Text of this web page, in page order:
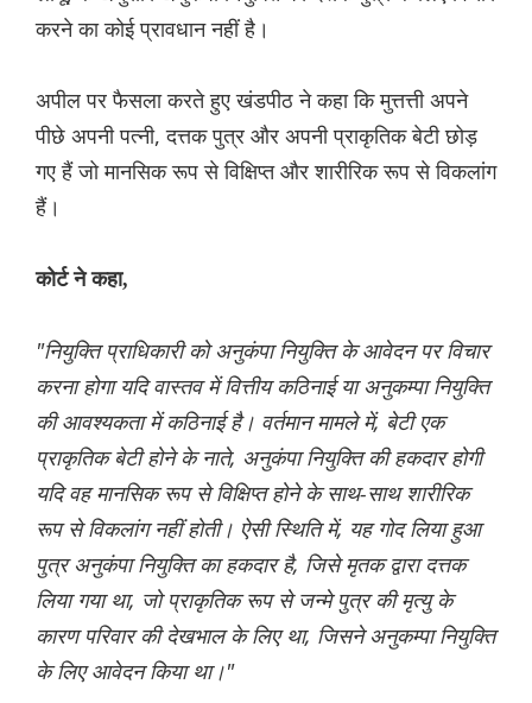
करने का कोई प्रावधान नहीं है।
अपील पर फैसला करते हुए खंडपीठ ने कहा कि मुत्तत्ती अपने
पीछे अपनी पत्नी, दत्तक पुत्र और अपनी प्राकृतिक बेटी छोड़
गए हैं जो मानसिक रूप से विक्षिप्त और शारीरिक रूप से विकलांग
हैं।
कोर्ट ने कहा,
"नियुक्ति प्राधिकारी को अनुकंपा नियुक्ति के आवेदन पर विचार
करना होगा यदि वास्तव में वित्तीय कठिनाई या अनुकम्पा नियुक्ति
की आवश्यकता में कठिनाई है। वर्तमान मामले में, बेटी एक
प्राकृतिक बेटी होने के नाते, अनुकंपा नियुक्ति की हकदार होगी
यदि वह मानसिक रूप से विक्षिप्त होने के साथ-साथ शारीरिक
रूप से विकलांग नहीं होती। ऐसी स्थिति में, यह गोद लिया हुआ
पुत्र अनुकंपा नियुक्ति का हकदार है, जिसे मृतक द्वारा दत्तक
लिया गया था, जो प्राकृतिक रूप से जन्मे पुत्र की मृत्यु के
कारण परिवार की देखभाल के लिए था, जिसने अनुकम्पा नियुक्ति
के लिए आवेदन किया था।"